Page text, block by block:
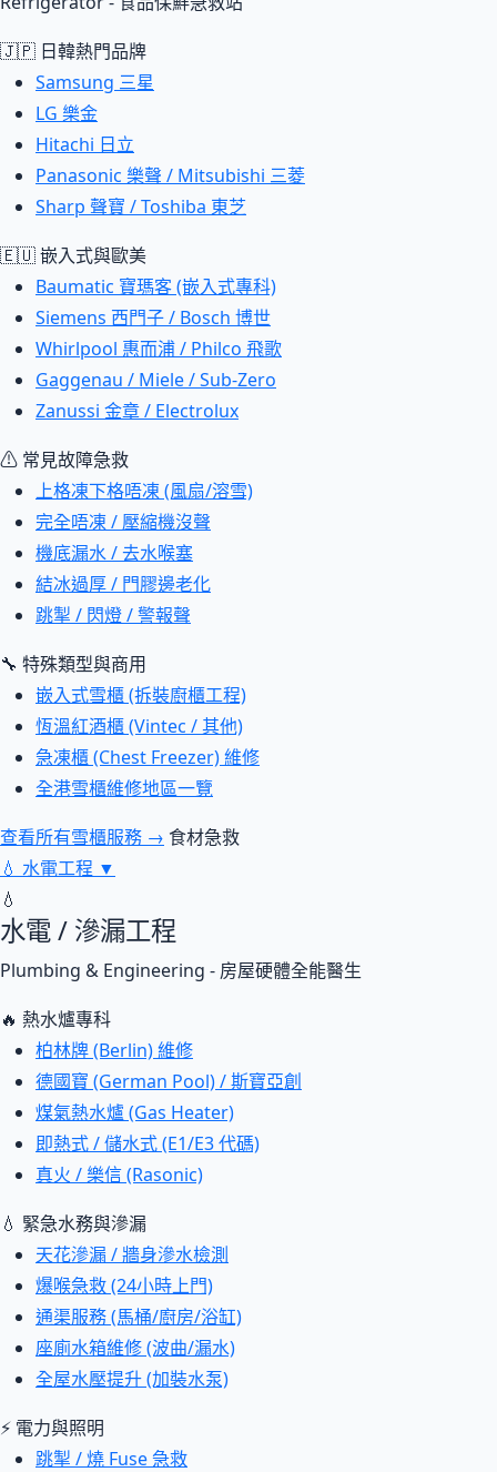
🇯🇵 日韓熱門品牌
Samsung 三星
LG 樂金
Hitachi 日立
Panasonic 樂聲 / Mitsubishi 三菱
Sharp 聲寶 / Toshiba 東芝
🇪🇺 嵌入式與歐美
Baumatic 寶瑪客 (嵌入式專科)
Siemens 西門子 / Bosch 博世
Whirlpool 惠而浦 / Philco 飛歌
Gaggenau / Miele / Sub-Zero
Zanussi 金章 / Electrolux
⚠ 常見故障急救
上格凍下格唔凍 (風扇/溶雪)
完全唔凍 / 壓縮機沒聲
機底漏水 / 去水喉塞
結冰過厚 / 門膠邊老化
跳掣 / 閃燈 / 警報聲
🔧 特殊類型與商用
嵌入式雪櫃 (拆裝廚櫃工程)
恆溫紅酒櫃 (Vintec / 其他)
急凍櫃 (Chest Freezer) 維修
全港雪櫃維修地區一覽
查看所有雪櫃服務 → 食材急救
💧 水電工程 ▼
💧
水電 / 滲漏工程
Plumbing & Engineering - 房屋硬體全能醫生
🔥 熱水爐專科
柏林牌 (Berlin) 維修
德國寶 (German Pool) / 斯寶亞創
煤氣熱水爐 (Gas Heater)
即熱式 / 儲水式 (E1/E3 代碼)
真火 / 樂信 (Rasonic)
💧 緊急水務與滲漏
天花滲漏 / 牆身滲水檢測
爆喉急救 (24小時上門)
通渠服務 (馬桶/廚房/浴缸)
座廁水箱維修 (波曲/漏水)
全屋水壓提升 (加裝水泵)
⚡ 電力與照明
跳掣 / 燒 Fuse 急救